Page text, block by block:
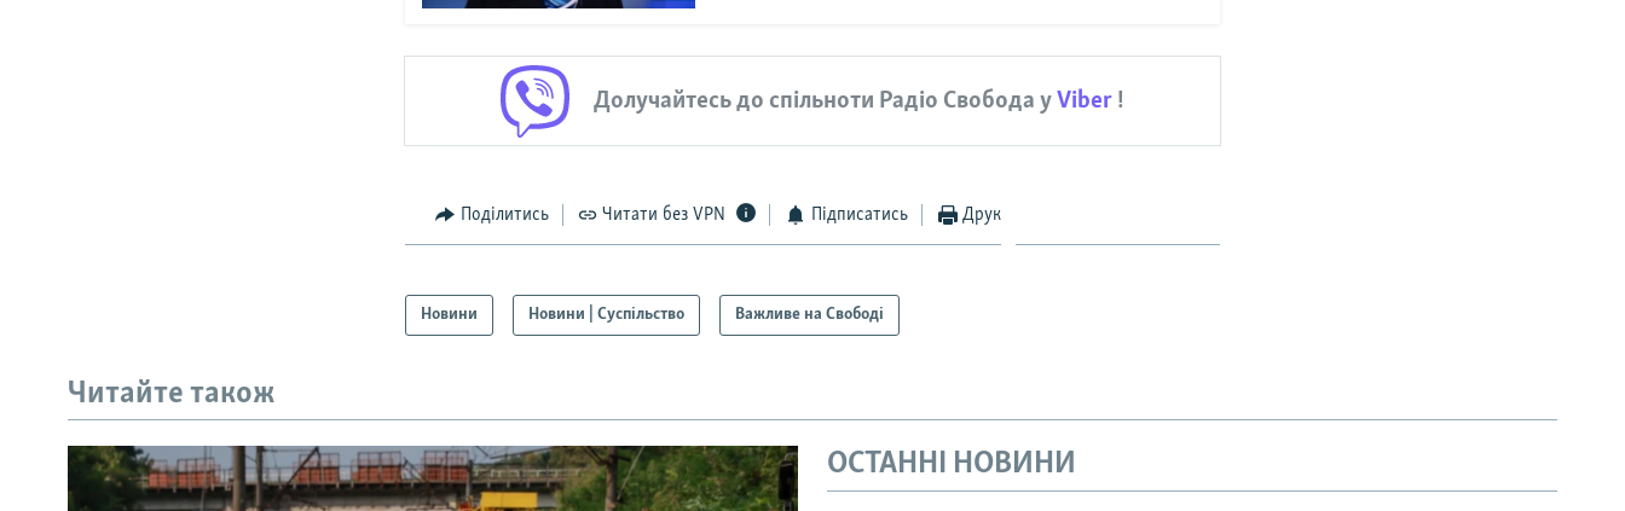
Долучайтесь до спільноти Радіо Свобода уViber!
Поділитись Читати без VPN Підписатись Друк
Новини Новини | Суспільство Важливе на Свободі
Читайте також
ОСТАННІ НОВИНИ